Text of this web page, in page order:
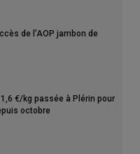
mieux
née du constat que de
sans outils de protection
Là où des
le soja,
à une forte instabilité
de l’AOP jambon de
€/kg passée à Plérin pour
octobre